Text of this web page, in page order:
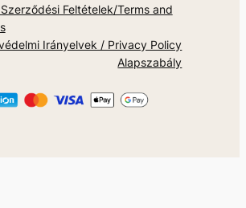
Feltételek/Terms and
Irányelvek / Privacy Policy
Alapszabály